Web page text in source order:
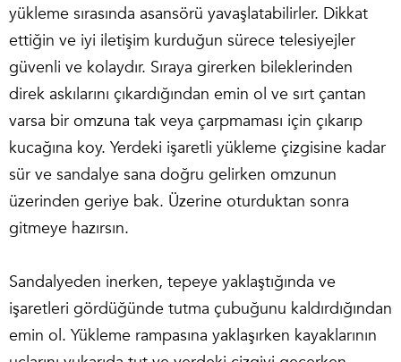
yükleme sırasında asansörü yavaşlatabilirler. Dikkat
ettiğin ve iyi iletişim kurduğun sürece telesiyejler
güvenli ve kolaydır. Sıraya girerken bileklerinden
direk askılarını çıkardığından emin ol ve sırt çantan
varsa bir omzuna tak veya çarpmaması için çıkarıp
kucağına koy. Yerdeki işaretli yükleme çizgisine kadar
sür ve sandalye sana doğru gelirken omzunun
üzerinden geriye bak. Üzerine oturduktan sonra
gitmeye hazırsın.
Sandalyeden inerken, tepeye yaklaştığında ve
işaretleri gördüğünde tutma çubuğunu kaldırdığından
emin ol. Yükleme rampasına yaklaşırken kayaklarının